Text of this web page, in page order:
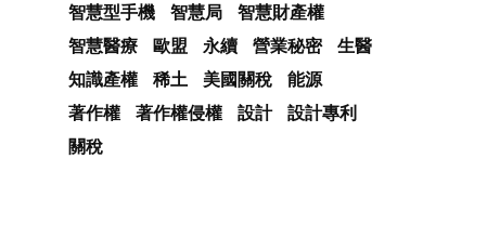
智慧型手機
智慧局
智慧財產權
智慧醫療
歐盟 永續 營業秘密
生醫
知識產權
稀土 美國關稅
能源
著作權
著作權侵權 設計
設計專利
關稅